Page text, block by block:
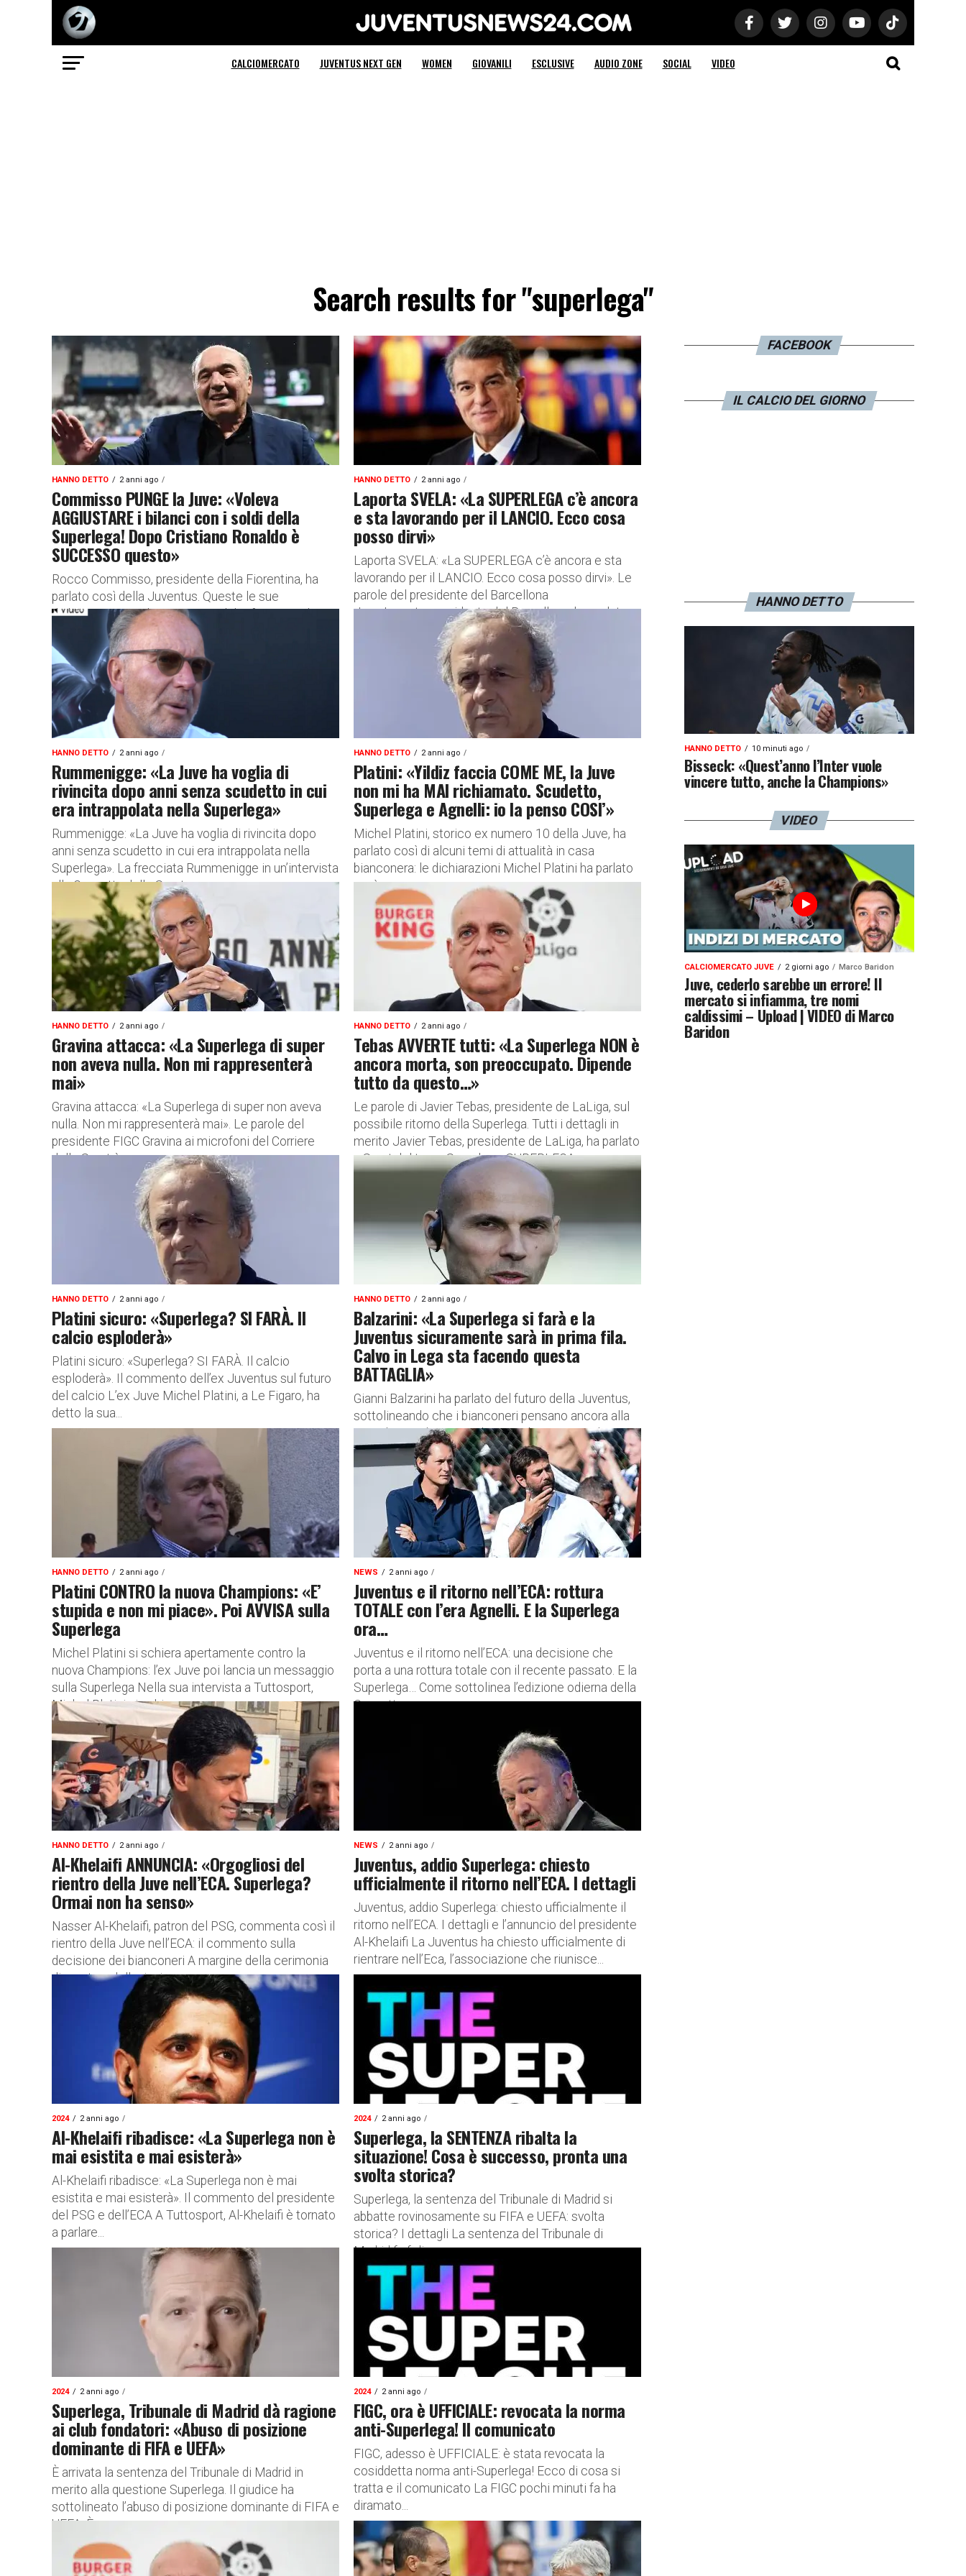
Juventus News 24
CALCIOMERCATO JUVENTUS NEXT GEN WOMEN GIOVANILI ESCLUSIVE AUDIO ZONE SOCIAL VIDEO
Search results for "superlega"
HANNO DETTO 2 anni ago
Commisso PUNGE la Juve: «Voleva
AGGIUSTARE i bilanci con i soldi della
Superlega! Dopo Cristiano Ronaldo è
SUCCESSO questo»
Rocco Commisso, presidente della Fiorentina, ha
parlato così della Juventus. Queste le sue
dichiarazioni in un’intervista Qualche frecciata di
Rocco Commisso alla Juventus nell’intervista a La...
HANNO DETTO 2 anni ago
Laporta SVELA: «La SUPERLEGA c’è ancora
e sta lavorando per il LANCIO. Ecco cosa
posso dirvi»
Laporta SVELA: «La SUPERLEGA c’è ancora e sta
lavorando per il LANCIO. Ecco cosa posso dirvi». Le
parole del presidente del Barcellona
Joan Laporta, presidente del Barcellona, ha parlato
HANNO DETTO 2 anni ago
Rummenigge: «La Juve ha voglia di
rivincita dopo anni senza scudetto in cui
era intrappolata nella Superlega»
Rummenigge: «La Juve ha voglia di rivincita dopo
anni senza scudetto in cui era intrappolata nella
Superlega». La frecciata Rummenigge in un’intervista
alla Gazzetta dello Sport...
HANNO DETTO 2 anni ago
Platini: «Yildiz faccia COME ME, la Juve
non mi ha MAI richiamato. Scudetto,
Superlega e Agnelli: io la penso COSI’»
Michel Platini, storico ex numero 10 della Juve, ha
parlato così di alcuni temi di attualità in casa
bianconera: le dichiarazioni Michel Platini ha parlato
così...
HANNO DETTO 2 anni ago
Gravina attacca: «La Superlega di super
non aveva nulla. Non mi rappresenterà
mai»
Gravina attacca: «La Superlega di super non aveva
nulla. Non mi rappresenterà mai». Le parole del
presidente FIGC Gravina ai microfoni del Corriere
dello Sport è...
HANNO DETTO 2 anni ago
Tebas AVVERTE tutti: «La Superlega NON è
ancora morta, son preoccupato. Dipende
tutto da questo…»
Le parole di Javier Tebas, presidente de LaLiga, sul
possibile ritorno della Superlega. Tutti i dettagli in
merito Javier Tebas, presidente de LaLiga, ha parlato
a Sport del tema Superlega. SUPERLEGA...
HANNO DETTO 2 anni ago
Platini sicuro: «Superlega? SI FARÀ. Il
calcio esploderà»
Platini sicuro: «Superlega? SI FARÀ. Il calcio
esploderà». Il commento dell’ex Juventus sul futuro
del calcio L’ex Juve Michel Platini, a Le Figaro, ha
detto la sua...
HANNO DETTO 2 anni ago
Balzarini: «La Superlega si farà e la
Juventus sicuramente sarà in prima fila.
Calvo in Lega sta facendo questa
BATTAGLIA»
Gianni Balzarini ha parlato del futuro della Juventus,
sottolineando che i bianconeri pensano ancora alla
Superlega Sul suo canale YouTube, Gianni Balzarini,
giornalista di Sportmediaset, ha parlato del futuro...
HANNO DETTO 2 anni ago
Platini CONTRO la nuova Champions: «E’
stupida e non mi piace». Poi AVVISA sulla
Superlega
Michel Platini si schiera apertamente contro la
nuova Champions: l’ex Juve poi lancia un messaggio
sulla Superlega Nella sua intervista a Tuttosport,
Michel Platini si schiera...
NEWS 2 anni ago
Juventus e il ritorno nell’ECA: rottura
TOTALE con l’era Agnelli. E la Superlega
ora…
Juventus e il ritorno nell’ECA: una decisione che
porta a una rottura totale con il recente passato. E la
Superlega… Come sottolinea l’edizione odierna della
Gazzetta...
HANNO DETTO 2 anni ago
Al-Khelaifi ANNUNCIA: «Orgogliosi del
rientro della Juve nell’ECA. Superlega?
Ormai non ha senso»
Nasser Al-Khelaifi, patron del PSG, commenta così il
rientro della Juve nell’ECA: il commento sulla
decisione dei bianconeri A margine della cerimonia
di apertura della riunione...
NEWS 2 anni ago
Juventus, addio Superlega: chiesto
ufficialmente il ritorno nell’ECA. I dettagli
Juventus, addio Superlega: chiesto ufficialmente il
ritorno nell’ECA. I dettagli e l’annuncio del presidente
Al-Khelaifi La Juventus ha chiesto ufficialmente di
rientrare nell’Eca, l’associazione che riunisce...
2024 2 anni ago
Al-Khelaifi ribadisce: «La Superlega non è
mai esistita e mai esisterà»
Al-Khelaifi ribadisce: «La Superlega non è mai
esistita e mai esisterà». Il commento del presidente
del PSG e dell’ECA A Tuttosport, Al-Khelaifi è tornato
a parlare...
2024 2 anni ago
Superlega, la SENTENZA ribalta la
situazione! Cosa è successo, pronta una
svolta storica?
Superlega, la sentenza del Tribunale di Madrid si
abbatte rovinosamente su FIFA e UEFA: svolta
storica? I dettagli La sentenza del Tribunale di
Madrid fa felice...
2024 2 anni ago
Superlega, Tribunale di Madrid dà ragione
ai club fondatori: «Abuso di posizione
dominante di FIFA e UEFA»
È arrivata la sentenza del Tribunale di Madrid in
merito alla questione Superlega. Il giudice ha
sottolineato l’abuso di posizione dominante di FIFA e
UEFA. È...
2024 2 anni ago
FIGC, ora è UFFICIALE: revocata la norma
anti-Superlega! Il comunicato
FIGC, adesso è UFFICIALE: è stata revocata la
cosiddetta norma anti-Superlega! Ecco di cosa si
tratta e il comunicato La FIGC pochi minuti fa ha
diramato...
FACEBOOK
IL CALCIO DEL GIORNO
HANNO DETTO
HANNO DETTO 10 minuti ago
Bisseck: «Quest’anno l’Inter vuole
vincere tutto, anche la Champions»
VIDEO
CALCIOMERCATO JUVE 2 giorni ago Marco Baridon
Juve, cederlo sarebbe un errore! Il
mercato si infiamma, tre nomi
caldissimi – Upload | VIDEO di Marco
Baridon